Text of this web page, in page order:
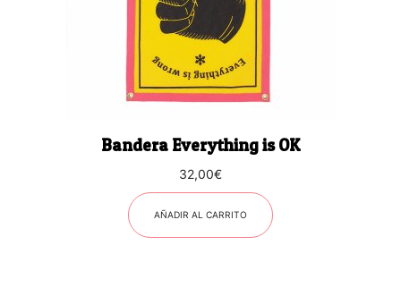
Bandera Everything is OK
32,00€
AÑADIR AL CARRITO